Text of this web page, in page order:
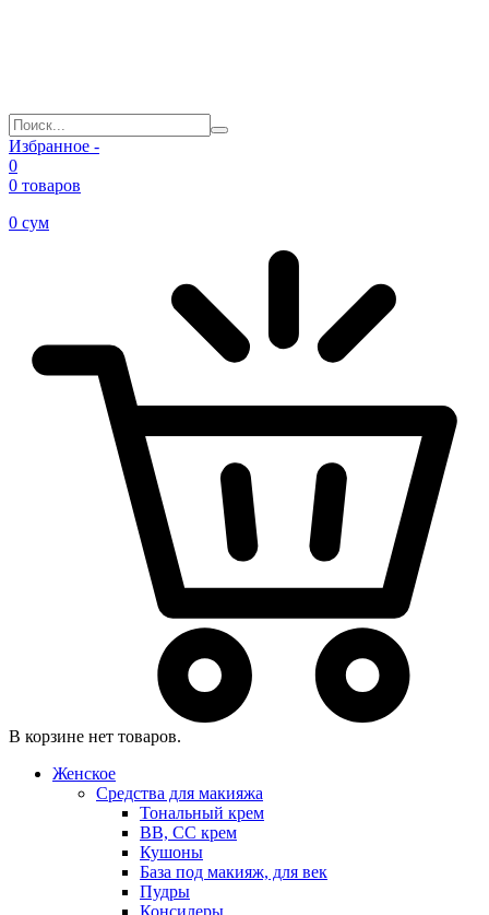
Избранное -
0
0 товаров
0 сум
В корзине нет товаров.
Женское
Средства для макияжа
Тональный крем
BB, CC крем
Кушоны
База под макияж, для век
Пудры
Консилеры